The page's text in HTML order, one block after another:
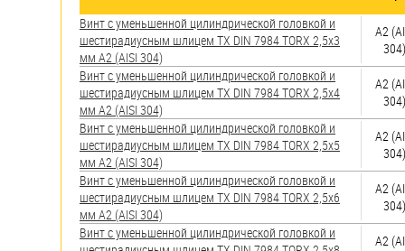
Пробки
Саморезы и шурупы
Стопорные кольца
Такелаж
Хомуты
Винт с уменьшенной цилиндрической головкой и
шестирадиусным шлицем TX DIN 7984 TORX 2,5х3
мм А2 (AISI 304)
А2
304)
Винт с уменьшенной цилиндрической головкой и
шестирадиусным шлицем TX DIN 7984 TORX 2,5х4
мм А2 (AISI 304)
А2
304)
Винт с уменьшенной цилиндрической головкой и
шестирадиусным шлицем TX DIN 7984 TORX 2,5х5
мм А2 (AISI 304)
А2
304)
Винт с уменьшенной цилиндрической головкой и
шестирадиусным шлицем TX DIN 7984 TORX 2,5х6
мм А2 (AISI 304)
А2
304)
Винт с уменьшенной цилиндрической головкой и
А2